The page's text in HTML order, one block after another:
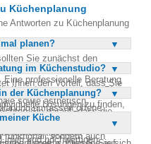
Küchenplanung
Antworten zu Küchenplanung
planen?
Sie zunächst den
und Ihre Bedürfnisse sowie
Eine professionelle Beratung
den vorhandenen Platz
sowie ästhetisch
Sie darauf, dass die
Küchengeräte leicht
auch
im Küchenstudio?
Ihnen den Vorteil, dass Sie
der Experten profitieren
Lösungen zu finden,
vorhandenen Raum
für moderne Geräte und
funktional, sondern auch
der Küchenplanung?
umfassen offene
integrieren und eine
Moderne Küchen setzen auf
und hochwertigen
Küche